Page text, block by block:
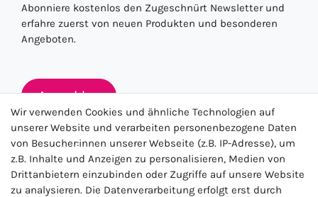
Abonniere kostenlos den Zugeschnürt Newsletter und
erfahre zuerst von neuen Produkten und besonderen
Angeboten.
Anmelden
★★★★★
4.5 / 5.0 (23.143)
Wir verwenden Cookies und ähnliche Technologien auf
unserer Website und verarbeiten personenbezogene Daten
von Besucher:innen unserer Webseite (z.B. IP-Adresse), um
z.B. Inhalte und Anzeigen zu personalisieren, Medien von
Drittanbietern einzubinden oder Zugriffe auf unsere Website
zu analysieren. Die Datenverarbeitung erfolgt erst durch